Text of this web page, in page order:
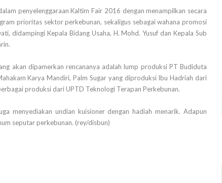
penyelenggaraan Kaltim Fair 2016 dengan menampilkan secara
prioritas sektor perkebunan, sekaligus sebagai wahana promosi
didampingi Kepala Bidang Usaha, H. Mohd. Yusuf dan Kepala Sub
akan dipamerkan rencananya adalah lump produksi PT Budiduta
Karya Mandiri, Palm Sugar yang diproduksi Ibu Hadriah dari
produksi dari UPTD Teknologi Terapan Perkebunan.
menyediakan undian kuisioner dengan hadiah menarik. Adapun
seputar perkebunan. (rey/disbun)